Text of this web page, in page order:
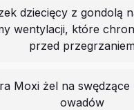
dziecięcy z gondolą
wentylacji, które
przed
Moxi żel na swędzące
owadów